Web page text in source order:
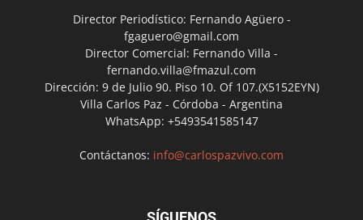
Director Periodístico: Fernando Agüero -
fgaguero@gmail.com
Director Comercial: Fernando Villa -
fernando.villa@fmazul.com
Dirección: 9 de Julio 90. Piso 10. Of 107.(X5152EYN)
Villa Carlos Paz - Córdoba - Argentina
WhatsApp: +5493541585147
Contáctanos: info@carlospazvivo.com